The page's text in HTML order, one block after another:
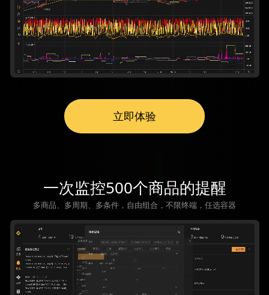
立即体验
一次监控500个商品的提醒
多商品、多周期、多条件，自由组合，不限终端，任选容器